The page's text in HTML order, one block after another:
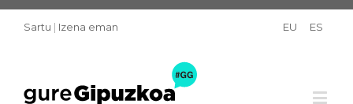
Sartu | Izena eman EU ES